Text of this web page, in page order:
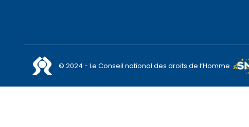
© 2024 - Le Conseil national des droits de l’Homme